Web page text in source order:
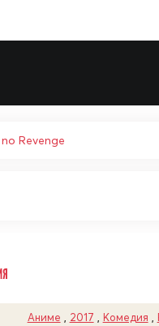
одну категорию для
kun no Revenge
Аниме 2017 Комедия